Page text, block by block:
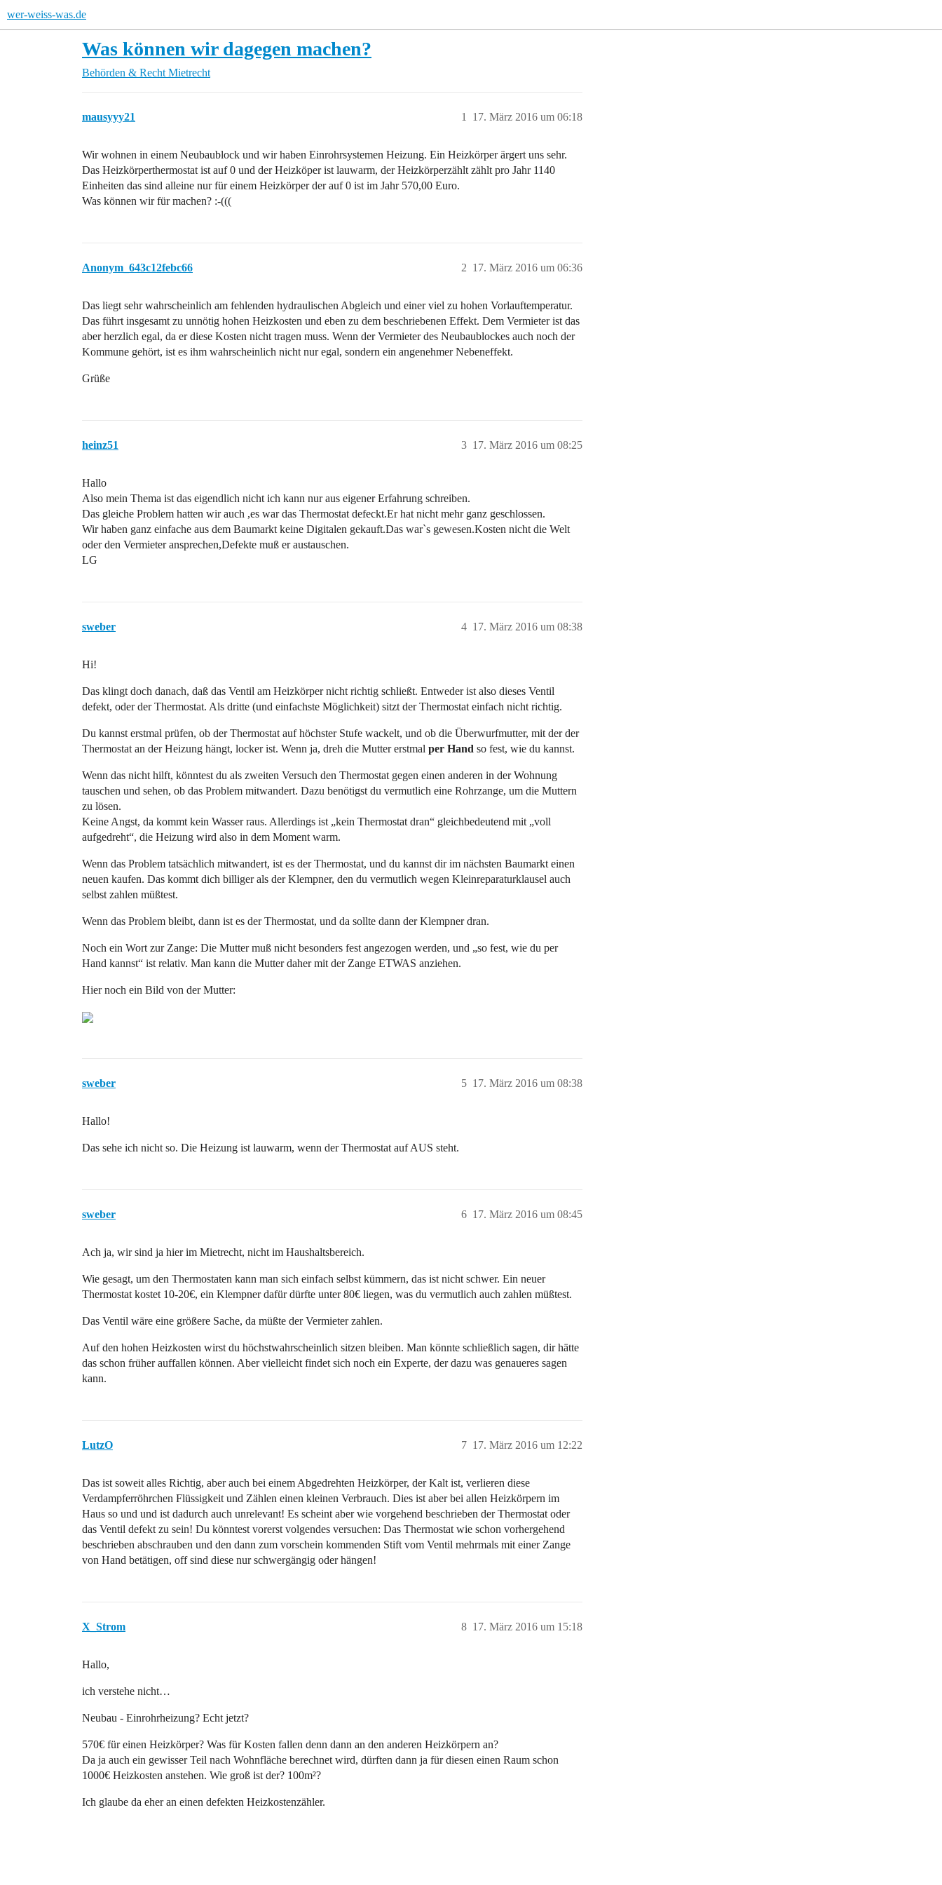
wer-weiss-was.de
Was können wir dagegen machen?
Behörden & Recht Mietrecht
mausyyy21 17. März 2016 um 06:18
1
Wir wohnen in einem Neubaublock und wir haben Einrohrsystemen Heizung. Ein Heizkörper ärgert uns sehr.
Das Heizkörperthermostat ist auf 0 und der Heizköper ist lauwarm, der Heizkörperzählt zählt pro Jahr 1140
Einheiten das sind alleine nur für einem Heizkörper der auf 0 ist im Jahr 570,00 Euro.
Was können wir für machen? :-(((
Anonym_643c12febc66 17. März 2016 um 06:36
2
Das liegt sehr wahrscheinlich am fehlenden hydraulischen Abgleich und einer viel zu hohen Vorlauftemperatur.
Das führt insgesamt zu unnötig hohen Heizkosten und eben zu dem beschriebenen Effekt. Dem Vermieter ist das
aber herzlich egal, da er diese Kosten nicht tragen muss. Wenn der Vermieter des Neubaublockes auch noch der
Kommune gehört, ist es ihm wahrscheinlich nicht nur egal, sondern ein angenehmer Nebeneffekt.
Grüße
heinz51 17. März 2016 um 08:25
3
Hallo
Also mein Thema ist das eigendlich nicht ich kann nur aus eigener Erfahrung schreiben.
Das gleiche Problem hatten wir auch ,es war das Thermostat defeckt.Er hat nicht mehr ganz geschlossen.
Wir haben ganz einfache aus dem Baumarkt keine Digitalen gekauft.Das war`s gewesen.Kosten nicht die Welt
oder den Vermieter ansprechen,Defekte muß er austauschen.
LG
sweber 17. März 2016 um 08:38
4
Hi!
Das klingt doch danach, daß das Ventil am Heizkörper nicht richtig schließt. Entweder ist also dieses Ventil
defekt, oder der Thermostat. Als dritte (und einfachste Möglichkeit) sitzt der Thermostat einfach nicht richtig.
Du kannst erstmal prüfen, ob der Thermostat auf höchster Stufe wackelt, und ob die Überwurfmutter, mit der der
Thermostat an der Heizung hängt, locker ist. Wenn ja, dreh die Mutter erstmal per Hand so fest, wie du kannst.
Wenn das nicht hilft, könntest du als zweiten Versuch den Thermostat gegen einen anderen in der Wohnung
tauschen und sehen, ob das Problem mitwandert. Dazu benötigst du vermutlich eine Rohrzange, um die Muttern
zu lösen.
Keine Angst, da kommt kein Wasser raus. Allerdings ist „kein Thermostat dran“ gleichbedeutend mit „voll
aufgedreht“, die Heizung wird also in dem Moment warm.
Wenn das Problem tatsächlich mitwandert, ist es der Thermostat, und du kannst dir im nächsten Baumarkt einen
neuen kaufen. Das kommt dich billiger als der Klempner, den du vermutlich wegen Kleinreparaturklausel auch
selbst zahlen müßtest.
Wenn das Problem bleibt, dann ist es der Thermostat, und da sollte dann der Klempner dran.
Noch ein Wort zur Zange: Die Mutter muß nicht besonders fest angezogen werden, und „so fest, wie du per
Hand kannst“ ist relativ. Man kann die Mutter daher mit der Zange ETWAS anziehen.
Hier noch ein Bild von der Mutter:
sweber 17. März 2016 um 08:38
5
Hallo!
Das sehe ich nicht so. Die Heizung ist lauwarm, wenn der Thermostat auf AUS steht.
sweber 17. März 2016 um 08:45
6
Ach ja, wir sind ja hier im Mietrecht, nicht im Haushaltsbereich.
Wie gesagt, um den Thermostaten kann man sich einfach selbst kümmern, das ist nicht schwer. Ein neuer
Thermostat kostet 10-20€, ein Klempner dafür dürfte unter 80€ liegen, was du vermutlich auch zahlen müßtest.
Das Ventil wäre eine größere Sache, da müßte der Vermieter zahlen.
Auf den hohen Heizkosten wirst du höchstwahrscheinlich sitzen bleiben. Man könnte schließlich sagen, dir hätte
das schon früher auffallen können. Aber vielleicht findet sich noch ein Experte, der dazu was genaueres sagen
kann.
LutzO 17. März 2016 um 12:22
7
Das ist soweit alles Richtig, aber auch bei einem Abgedrehten Heizkörper, der Kalt ist, verlieren diese
Verdampferröhrchen Flüssigkeit und Zählen einen kleinen Verbrauch. Dies ist aber bei allen Heizkörpern im
Haus so und und ist dadurch auch unrelevant! Es scheint aber wie vorgehend beschrieben der Thermostat oder
das Ventil defekt zu sein! Du könntest vorerst volgendes versuchen: Das Thermostat wie schon vorhergehend
beschrieben abschrauben und den dann zum vorschein kommenden Stift vom Ventil mehrmals mit einer Zange
von Hand betätigen, off sind diese nur schwergängig oder hängen!
X_Strom 17. März 2016 um 15:18
8
Hallo,
ich verstehe nicht…
Neubau - Einrohrheizung? Echt jetzt?
570€ für einen Heizkörper? Was für Kosten fallen denn dann an den anderen Heizkörpern an?
Da ja auch ein gewisser Teil nach Wohnfläche berechnet wird, dürften dann ja für diesen einen Raum schon
1000€ Heizkosten anstehen. Wie groß ist der? 100m²?
Ich glaube da eher an einen defekten Heizkostenzähler.